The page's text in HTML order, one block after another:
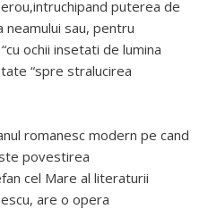
puterea de
neamului sau, pentru
ochii insetati de lumina
“spre stralucirea
romanesc modern pe cand
povestirea
cel Mare al literaturii
are o opera